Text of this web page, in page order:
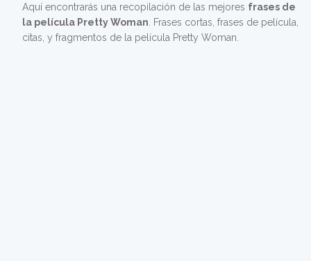
Aquí encontrarás una recopilación de las mejores frases de
la película Pretty Woman . Frases cortas, frases de película,
citas, y fragmentos de la película Pretty Woman.